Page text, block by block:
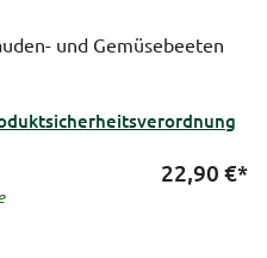
und Gemüsebeeten
22,90 €*